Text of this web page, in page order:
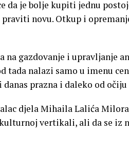
da je bolje kupiti jednu
novu. Otkup i
na gazdovanje i upravljanje
tada nalazi samo u imenu
prazna i daleko od
djela Mihaila Lalića
vertikali, ali da se iz